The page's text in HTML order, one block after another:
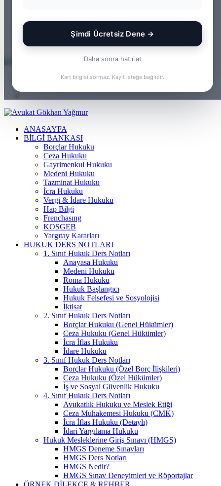
Şimdi Ücretsiz Dene →
Daha sonra hatırlat
Kart bilgisi sormaz. Kayıt isteğe bağlıdır.
Ol
Rastgele
Bölmesi
yap
ANASAYFA
BILGI BANKASI
Borçlar Hukuku
Ceza Hukuku
Gayrimenkul Hukuku
Medeni Hukuku
Tazminat Hukuku
İcra Hukuku
Vergi & İdare Hukuku
Hap Bilgi
Frenchasıng
KOSGEB
Yargıtay Kararları
HUKUK DERS NOTLARI
1. Sınıf Hukuk Ders Notları
Anayasa Hukuku
Medeni Hukuku
Roma Hukuku
Hukuk Başlangıcı
Hukuk Felsefesi ve Sosyolojisi
İktisat
2. Sınıf Hukuk Ders Notları
Borçlar Hukuku (Genel Hükümler)
Ceza Hukuku (Genel Hükümler)
İcra İflas Hukuku
İdare Hukuku
3. Sınıf Hukuk Ders Notları
Borçlar Hukuku (Özel Borç İlişkileri)
Ceza Hukuku (Özel Hükümler)
İş ve Sosyal Güvenlik Hukuku
4. Sınıf Hukuk Ders Notları
Avukatlık Hukuku ve Meslek Etiği
Ceza Muhakemesi Hukuku (CMK)
İcra İflas Hukuku (Detaylı)
İdari Yargılama Hukuku
Hukuk Mesleklerine Giriş Sınavı (HMGS)
HMGS Deneme Sınavları
HMGS Ders Notları
HMGS Nedir?
HMGS Sınav Deneyimleri ve Röportajlar
ÖRNEK DILEKÇE & REHBER